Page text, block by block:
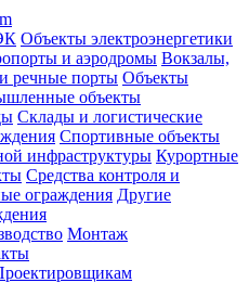
Объекты электроэнергетики
и аэродромы Вокзалы,
речные порты Объекты
объекты
Склады и логистические
Спортивные объекты
инфраструктуры Курортные
Средства контроля и
ограждения Другие
Монтаж